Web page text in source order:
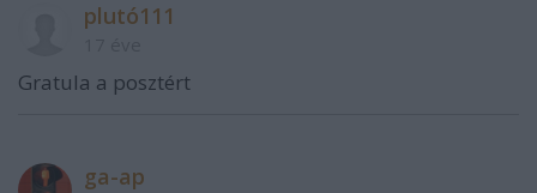
plutó111
Gratula a posztért
ga-ap